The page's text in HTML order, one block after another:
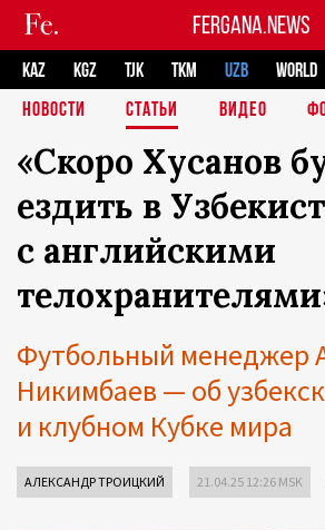
FERGANA.NEWS
KAZ KGZ TJK TKM UZB
WORLD
НОВОСТИ
СТАТЬИ ВИДЕО
«Скоро Хусанов
ездить в
с английскими
Футбольный менеджер
Никимбаев — об
и клубном Кубке мира
АЛЕКСАНДР ТРОИЦКИЙ 21.04.25 12:26 MSK